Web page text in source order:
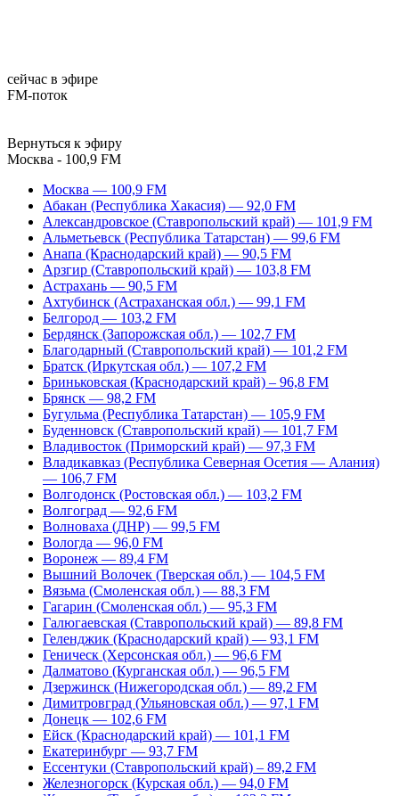
сейчас в эфире
FM-поток
Вернуться к эфиру
Москва - 100,9 FM
Москва — 100,9 FM
Абакан (Республика Хакасия) — 92,0 FM
Александровское (Ставропольский край) — 101,9 FM
Альметьевск (Республика Татарстан) — 99,6 FM
Анапа (Краснодарский край) — 90,5 FM
Арзгир (Ставропольский край) — 103,8 FM
Астрахань — 90,5 FM
Ахтубинск (Астраханская обл.) — 99,1 FM
Белгород — 103,2 FM
Бердянск (Запорожская обл.) — 102,7 FM
Благодарный (Ставропольский край) — 101,2 FM
Братск (Иркутская обл.) — 107,2 FM
Бриньковская (Краснодарский край) – 96,8 FM
Брянск — 98,2 FM
Бугульма (Республика Татарстан) — 105,9 FM
Буденновск (Ставропольский край) — 101,7 FM
Владивосток (Приморский край) — 97,3 FM
Владикавказ (Республика Северная Осетия — Алания)
— 106,7 FM
Волгодонск (Ростовская обл.) — 103,2 FM
Волгоград — 92,6 FM
Волноваха (ДНР) — 99,5 FM
Вологда — 96,0 FM
Воронеж — 89,4 FM
Вышний Волочек (Тверская обл.) — 104,5 FM
Вязьма (Смоленская обл.) — 88,3 FM
Гагарин (Смоленская обл.) — 95,3 FM
Галюгаевская (Ставропольский край) — 89,8 FM
Геленджик (Краснодарский край) — 93,1 FM
Геническ (Херсонская обл.) — 96,6 FM
Далматово (Курганская обл.) — 96,5 FM
Дзержинск (Нижегородская обл.) — 89,2 FM
Димитровград (Ульяновская обл.) — 97,1 FM
Донецк — 102,6 FM
Ейск (Краснодарский край) — 101,1 FM
Екатеринбург — 93,7 FM
Ессентуки (Ставропольский край) – 89,2 FM
Железногорск (Курская обл.) — 94,0 FM